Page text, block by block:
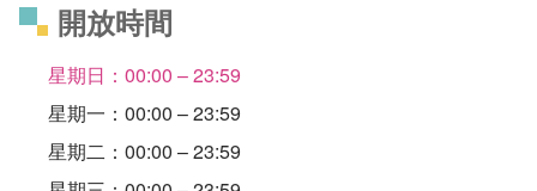
開放時間
星期日：00:00 – 23:59
星期一：00:00 – 23:59
星期二：00:00 – 23:59